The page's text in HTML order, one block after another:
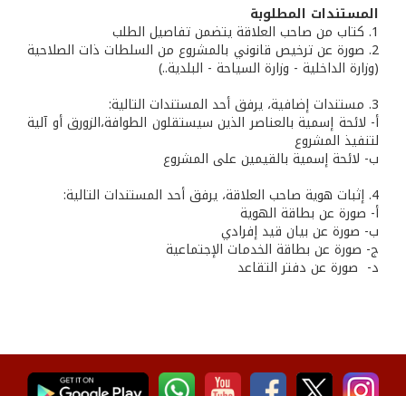
المستندات المطلوبة
1. كتاب من صاحب العلاقة يتضمن تفاصيل الطلب
2. صورة عن ترخيص قانوني بالمشروع من السلطات ذات الصلاحية
(وزارة الداخلية - وزارة السياحة - البلدية..)
3. مستندات إضافية، يرفق أحد المستندات التالية:
أ- لائحة إسمية بالعناصر الذين سيستقلون الطوافة،الزورق أو آلية
لتنفيذ المشروع
ب- لائحة إسمية بالقيمين على المشروع
4. إثبات هوية صاحب العلاقة، يرفق أحد المستندات التالية:
أ- صورة عن بطاقة الهوية
ب‌- صورة عن بيان قيد إفرادي
ج- صورة عن بطاقة الخدمات الإجتماعية
‌د- صورة عن دفتر التقاعد